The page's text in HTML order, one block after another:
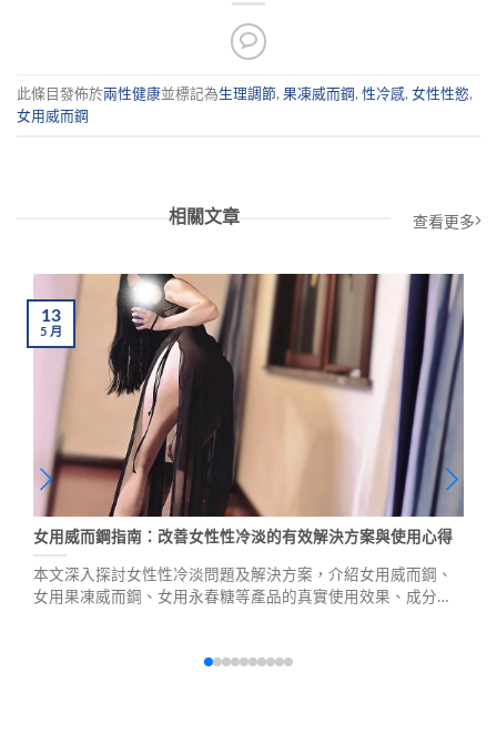
此條目發佈於兩性健康並標記為生理調節, 果凍威而鋼 , 性冷感, 女性性慾,
女用威而鋼
相關文章 查看更多
女用威而鋼指南：改善女性性冷淡的有效解決方案與使用心得
本文深入探討女性性冷淡問題及解決方案，介紹女用威而鋼、
女用果凍威而鋼、女用永春糖等產品的真實使用效果、成分作
13
5月